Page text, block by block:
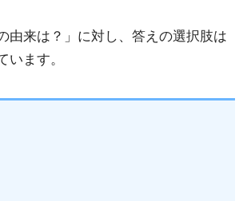
由来は？」に対し、答えの選択肢は
います。